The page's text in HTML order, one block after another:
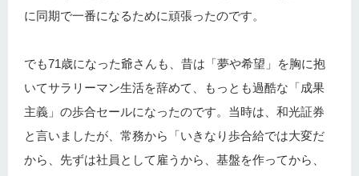
に同期で一番になるために頑張ったのです。
でも71歳になった爺さんも、昔は「夢や希望」を胸に抱
いてサラリーマン生活を辞めて、もっとも過酷な「成果
主義」の歩合セールになったのです。当時は、和光証券
と言いましたが、常務から「いきなり歩合給では大変だ
から、先ずは社員として雇うから、基盤を作ってから、